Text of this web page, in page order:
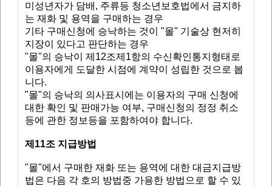
미성년자가 담배, 주류등 청소년보호법에서 금지하
는 재화 및 용역을 구매하는 경우
기타 구매신청에 승낙하는 것이 "몰" 기술상 현저히
지장이 있다고 판단하는 경우
"몰"의 승낙이 제12조제1항의 수신확인통지형태로
이용자에게 도달한 시점에 계약이 성립한 것으로 봅
니다.
"몰"의 승낙의 의사표시에는 이용자의 구매 신청에
대한 확인 및 판매가능 여부, 구매신청의 정정 취소
등에 관한 정보등을 포함하여야 합니다.
제11조 지급방법
"몰"에서 구매한 재화 또는 용역에 대한 대금지급방
법은 다음 각 호의 방법중 가용한 방법으로 할 수 있